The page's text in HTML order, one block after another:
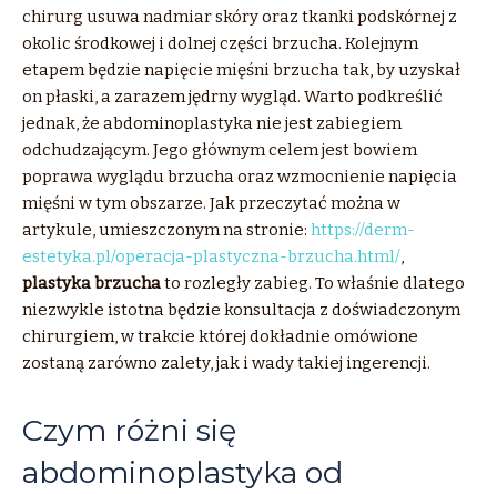
chirurg usuwa nadmiar skóry oraz tkanki podskórnej z
okolic środkowej i dolnej części brzucha. Kolejnym
etapem będzie napięcie mięśni brzucha tak, by uzyskał
on płaski, a zarazem jędrny wygląd. Warto podkreślić
jednak, że abdominoplastyka nie jest zabiegiem
odchudzającym. Jego głównym celem jest bowiem
poprawa wyglądu brzucha oraz wzmocnienie napięcia
mięśni w tym obszarze. Jak przeczytać można w
artykule, umieszczonym na stronie: https://derm-
estetyka.pl/operacja-plastyczna-brzucha.html/,
plastyka brzuchato rozległy zabieg. To właśnie dlatego
niezwykle istotna będzie konsultacja z doświadczonym
chirurgiem, w trakcie której dokładnie omówione
zostaną zarówno zalety, jak i wady takiej ingerencji.
Czym różni się
abdominoplastyka od